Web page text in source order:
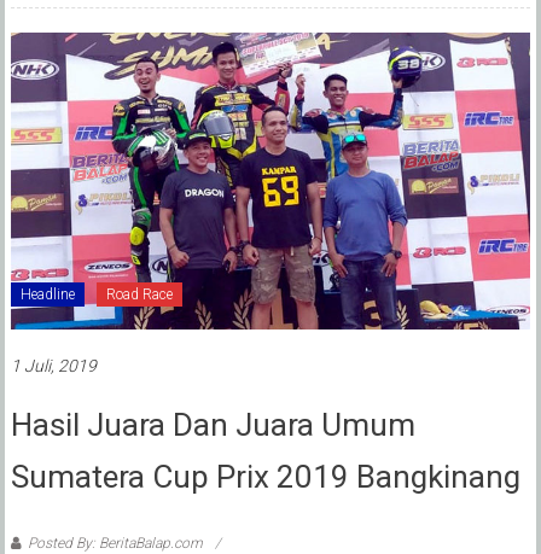
Headline Road Race
1 Juli, 2019
Hasil Juara Dan Juara Umum
Sumatera Cup Prix 2019 Bangkinang
Posted By: BeritaBalap.com